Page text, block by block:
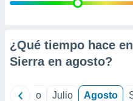
e
mediante
¿Qué tiempo hace
Sierra en agosto?
Junio Julio Agosto